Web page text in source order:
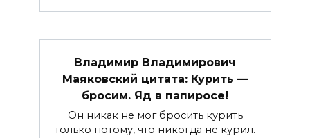
Владимир Владимирович
Маяковский цитата: Курить —
бросим. Яд в папиросе!
Он никак не мог бросить курить
только потому, что никогда не курил.